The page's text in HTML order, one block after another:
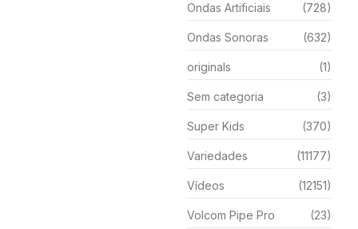
Ondas Artificiais (728)
Ondas Sonoras (632)
originals (1)
Sem categoria (3)
Super Kids (370)
Variedades (11177)
Vídeos (12151)
Volcom Pipe Pro (23)